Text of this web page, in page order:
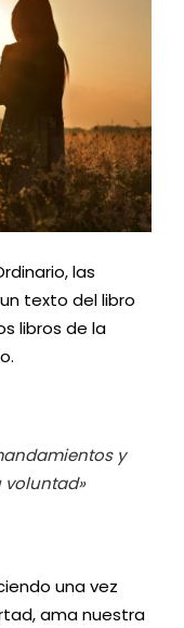
las
texto del libro
libros de la
y
voluntad»
una vez
ama nuestra